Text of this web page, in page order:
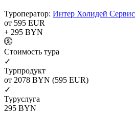
Туроператор: Интер Холидей Сервис
от 595 EUR
+ 295 BYN
Cтоимость тура
✓
Турпродукт
от 2078 BYN (595 EUR)
✓
Туруслуга
295 BYN